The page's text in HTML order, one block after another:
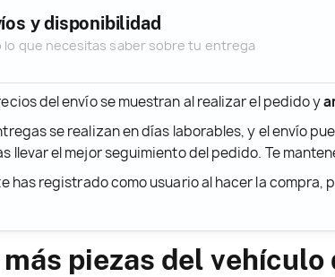
y disponibilidad
lo que necesitas saber sobre tu entrega
del envío se muestran al realizar el pedido y
se realizan en días laborables, y el envío
llevar el mejor seguimiento del pedido. Te
has registrado como usuario al hacer la
piezas del vehículo